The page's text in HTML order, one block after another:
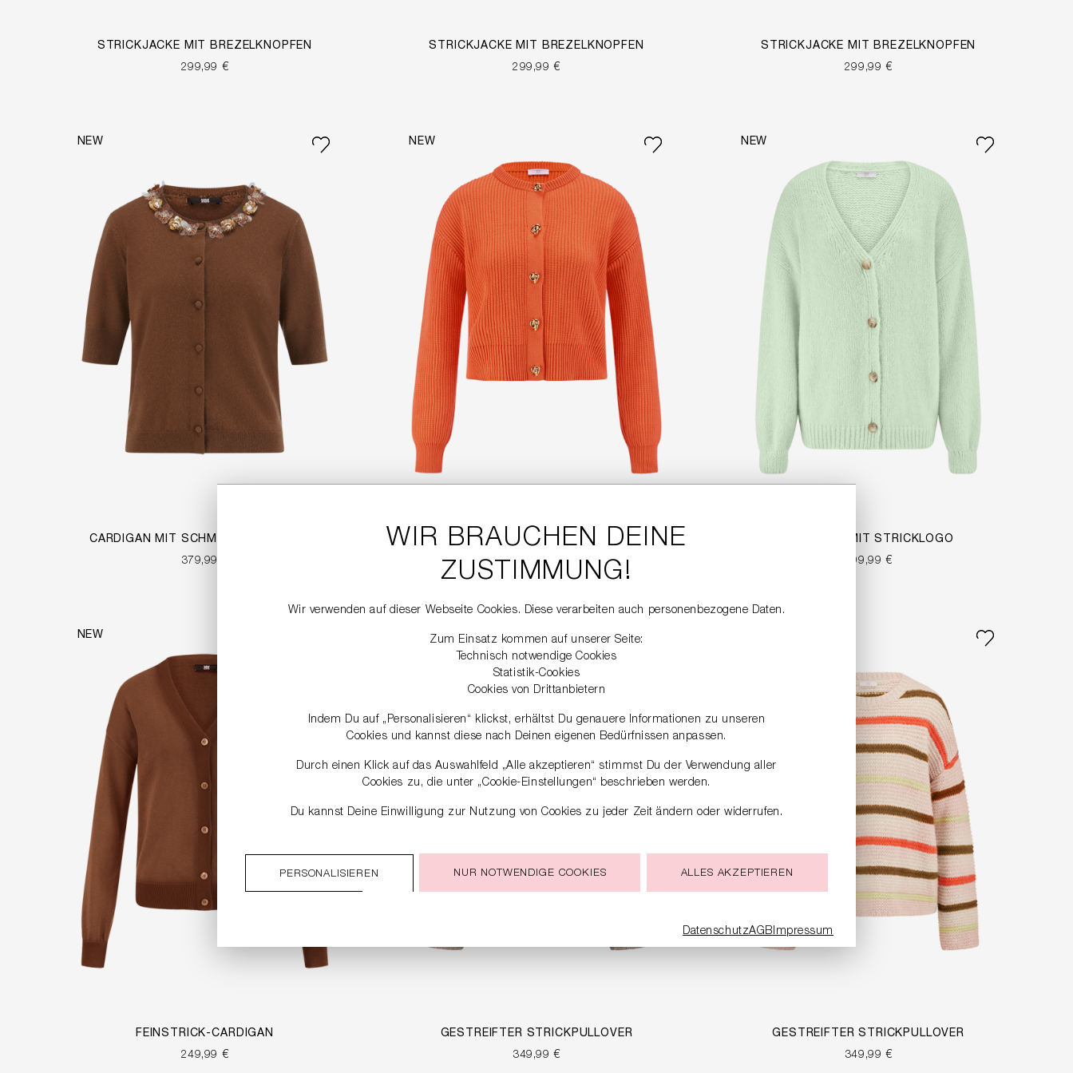
STRICKJACKE MIT BREZELKNÖPFEN
299,99 €
STRICKJACKE MIT BREZELKNÖPFEN
299,99 €
STRICKJACKE MIT BREZELKNÖPFEN
299,99 €
NEW
CARDIGAN MIT SCHMUCKAPPLIKATION
379,99 €
NEW
CARDIGAN MIT SCHMUCKKNÖPFEN
229,99 €
NEW
CARDIGAN MIT STRICKLOGO
399,99 €
NEW
FEINSTRICK-CARDIGAN
249,99 €
NEW
GESTREIFTER STRICKPULLOVER
349,99 €
GESTREIFTER STRICKPULLOVER
349,99 €
WIR BRAUCHEN DEINE
ZUSTIMMUNG!
Wir verwenden auf dieser Webseite Cookies. Diese verarbeiten auch personenbezogene Daten.
Zum Einsatz kommen auf unserer Seite:
Technisch notwendige Cookies
Statistik-Cookies
Cookies von Drittanbietern
Indem Du auf „Personalisieren“ klickst, erhältst Du genauere Informationen zu unseren
Cookies und kannst diese nach Deinen eigenen Bedürfnissen anpassen.
Durch einen Klick auf das Auswahlfeld „Alle akzeptieren“ stimmst Du der Verwendung aller
Cookies zu, die unter „Cookie-Einstellungen“ beschrieben werden.
Du kannst Deine Einwilligung zur Nutzung von Cookies zu jeder Zeit ändern oder widerrufen.
PERSONALISIEREN NUR NOTWENDIGE COOKIES ALLES AKZEPTIEREN
DatenschutzAGBImpressum